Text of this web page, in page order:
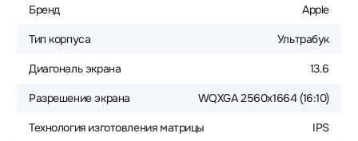
Бренд Apple
Тип корпуса Ультрабук
Диагональ экрана 13.6
Разрешение экрана WQXGA 2560x1664 (16:10)
Технология изготовления матрицы IPS